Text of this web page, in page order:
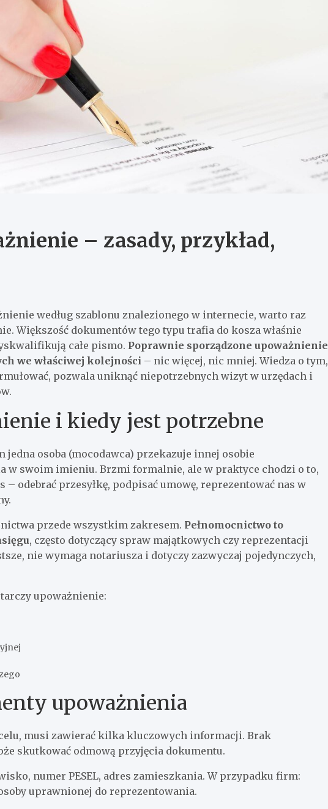
– zasady, przykład,
według szablonu znalezionego w internecie, warto raz
Większość dokumentów tego typu trafia do kosza właśnie
całe pismo. Poprawnie sporządzone upoważnienie
we właściwej kolejności – nic więcej, nic mniej. Wiedza o tym,
pozwala uniknąć niepotrzebnych wizyt w urzędach i
i kiedy jest potrzebne
osoba (mocodawca) przekazuje innej osobie
w swoim imieniu. Brzmi formalnie, ale w praktyce chodzi o to,
– odebrać przesyłkę, podpisać umowę, reprezentować nas w
przede wszystkim zakresem. Pełnomocnictwo to
, często dotyczący spraw majątkowych czy reprezentacji
nie wymaga notariusza i dotyczy zazwyczaj pojedynczych,
upoważnienie:
upoważnienia
musi zawierać kilka kluczowych informacji. Brak
skutkować odmową przyjęcia dokumentu.
numer PESEL, adres zamieszkania. W przypadku firm:
uprawnionej do reprezentowania.